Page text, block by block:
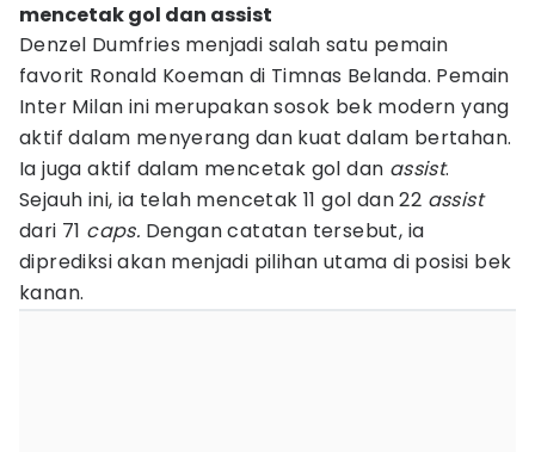
mencetak gol dan assist
Denzel Dumfries menjadi salah satu pemain
favorit Ronald Koeman di Timnas Belanda. Pemain
Inter Milan ini merupakan sosok bek modern yang
aktif dalam menyerang dan kuat dalam bertahan.
Ia juga aktif dalam mencetak gol dan assist.
Sejauh ini, ia telah mencetak 11 gol dan 22 assist
dari 71 caps. Dengan catatan tersebut, ia
diprediksi akan menjadi pilihan utama di posisi bek
kanan.